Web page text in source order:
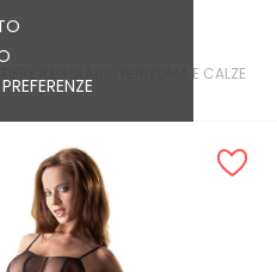
REGOLABILI PERIZOMA E CALZE